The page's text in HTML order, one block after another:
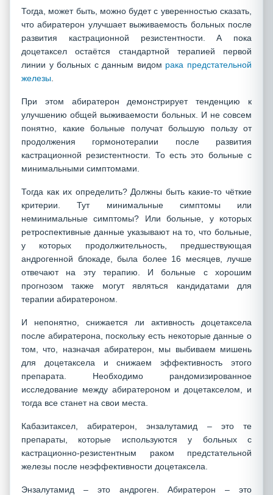
Тогда, может быть, можно будет с уверенностью сказать,
что абиратерон улучшает выживаемость больных после
развития кастрационной резистентности. А пока
доцетаксел остаётся стандартной терапией первой
линии у больных с данным видом рака предстательной
железы
При этом абиратерон демонстрирует тенденцию к
улучшению общей выживаемости больных. И не совсем
понятно, какие больные получат большую пользу от
продолжения гормонотерапии после развития
кастрационной резистентности. То есть это больные с
минимальными симптомами.
Тогда как их определить? Должны быть какие-то чёткие
критерии. Тут минимальные симптомы или
неминимальные симптомы? Или больные, у которых
ретроспективные данные указывают на то, что больные,
у которых продолжительность, предшествующая
андрогенной блокаде, была более 16 месяцев, лучше
отвечают на эту терапию. И больные с хорошим
прогнозом также могут являться кандидатами для
терапии абиратероном.
И непонятно, снижается ли активность доцетаксела
после абиратерона, поскольку есть некоторые данные о
том, что, назначая абиратерон, мы выбиваем мишень
для доцетаксела и снижаем эффективность этого
препарата. Необходимо рандомизированное
исследование между абиратероном и доцетакселом, и
тогда все станет на свои места.
Кабазитаксел, абиратерон, энзалутамид – это те
препараты, которые используются у больных с
кастрационно-резистентным раком предстательной
железы после неэффективности доцетаксела.
Энзалутамид – это андроген. Абиратерон – это